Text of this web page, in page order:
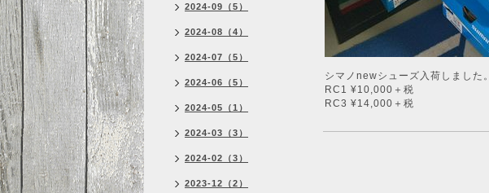
シマノnewシューズ入荷しました。
RC1 ¥10,000＋税
RC3 ¥14,000＋税
2024-09（5）
2024-08（4）
2024-07（5）
2024-06（5）
2024-05（1）
2024-03（3）
2024-02（3）
2023-12（2）